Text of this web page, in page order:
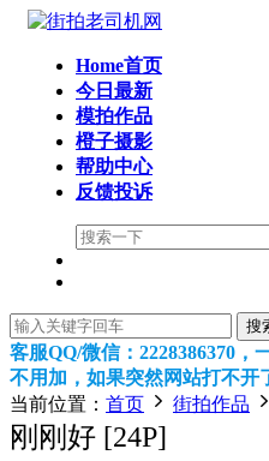
Home首页
今日最新
模拍作品
橙子摄影
帮助中心
反馈投诉
搜
客服QQ/微信：2228386370
不用加，如果突然网站打不开
当前位置： 首页 街拍作品
刚刚好 [24P]